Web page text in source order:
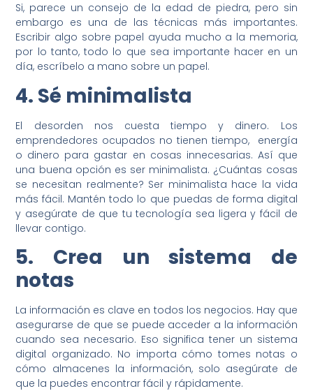
Si, parece un consejo de la edad de piedra, pero sin
embargo es una de las técnicas más importantes.
Escribir algo sobre papel ayuda mucho a la memoria,
por lo tanto, todo lo que sea importante hacer en un
día, escríbelo a mano sobre un papel.
4. Sé minimalista
El desorden nos cuesta tiempo y dinero. Los
emprendedores ocupados no tienen tiempo, energía
o dinero para gastar en cosas innecesarias. Así que
una buena opción es ser minimalista. ¿Cuántas cosas
se necesitan realmente? Ser minimalista hace la vida
más fácil. Mantén todo lo que puedas de forma digital
y asegúrate de que tu tecnología sea ligera y fácil de
llevar contigo.
5. Crea un sistema de
notas
La información es clave en todos los negocios. Hay que
asegurarse de que se puede acceder a la información
cuando sea necesario. Eso significa tener un sistema
digital organizado. No importa cómo tomes notas o
cómo almacenes la información, solo asegúrate de
que la puedes encontrar fácil y rápidamente.